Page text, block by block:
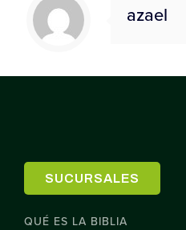
azael
SUCURSALES
QUÉ ES LA BIBLIA